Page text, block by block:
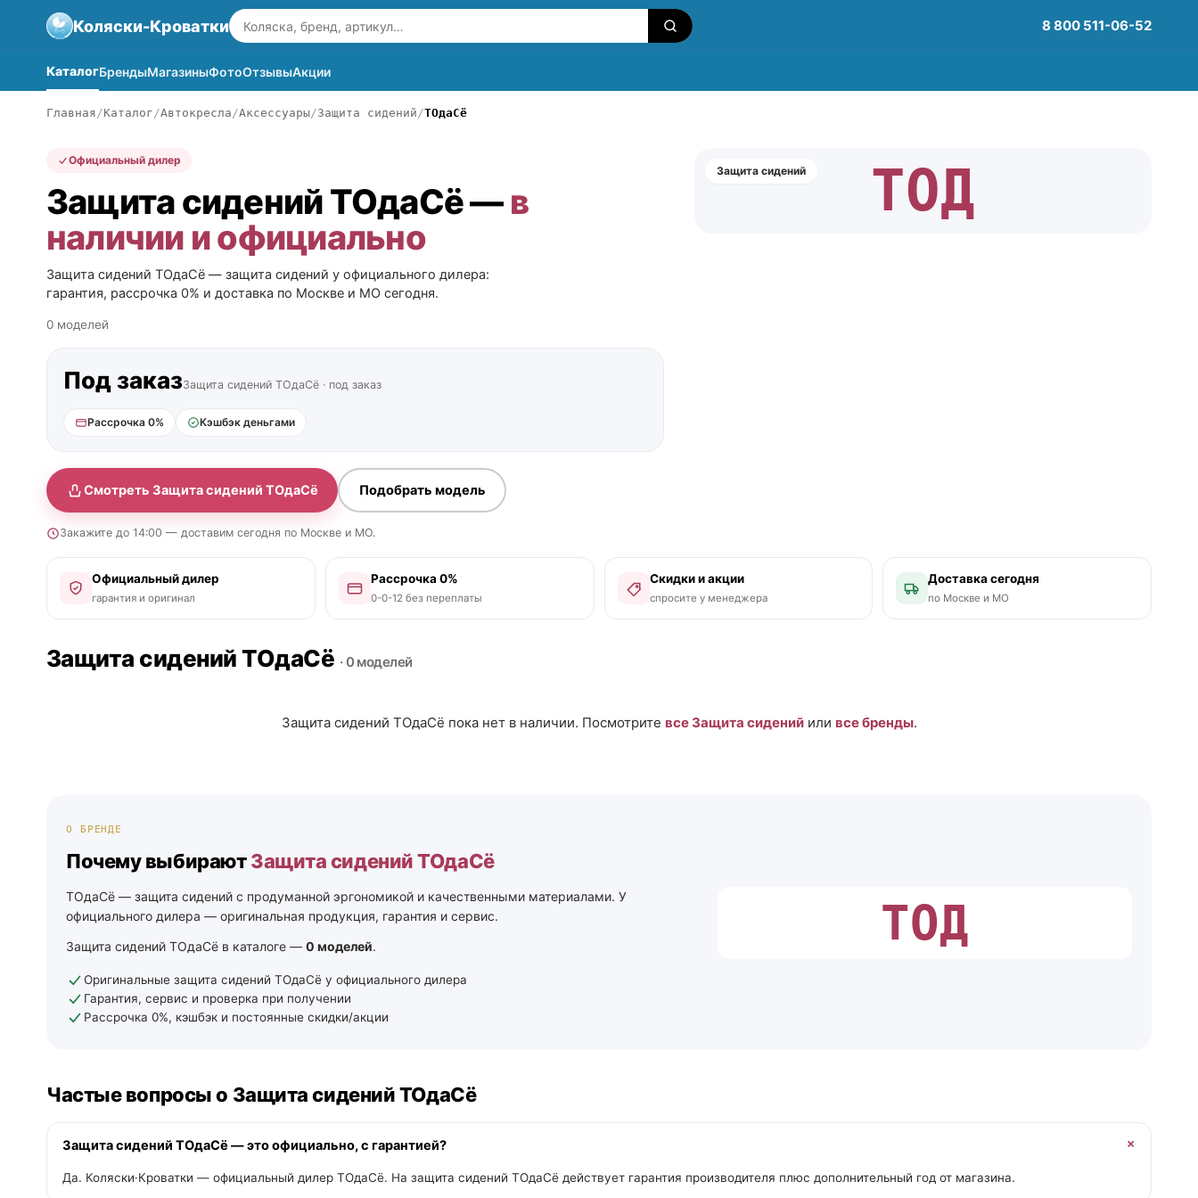
Коляски-Кроватки 8 800 511-06-52
КаталогБрендыМагазиныФотоОтзывыАкции
Главная Каталог Автокресла Аксессуары Защита сидений ТОдаСё
Официальный дилер
Защита сидений ТОдаСё —в
наличии и официально
Защита сидений ТОдаСё — защита сидений у официального дилера:
гарантия, рассрочка 0% и доставка по Москве и МО сегодня.
0 моделей
Под заказЗащита сидений ТОдаСё · под заказ
Рассрочка 0% Кэшбэк деньгами
Смотреть Защита сидений ТОдаСё Подобрать модель
Закажите до 14:00 — доставим сегодня по Москве и МО.
Защита сидений ТОД
Официальный дилер
гарантия и оригинал
Рассрочка 0%
0-0-12 без переплаты
Скидки и акции
спросите у менеджера
Доставка сегодня
по Москве и МО
Защита сидений ТОдаСё · 0 моделей
Защита сидений ТОдаСё пока нет в наличии. Посмотрите все Защита сиденийили все бренды.
О БРЕНДЕ
Почему выбираютЗащита сидений ТОдаСё
ТОдаСё — защита сидений с продуманной эргономикой и качественными материалами. У
официального дилера — оригинальная продукция, гарантия и сервис.
Защита сидений ТОдаСё в каталоге — 0 моделей.
Оригинальные защита сидений ТОдаСё у официального дилера
Гарантия, сервис и проверка при получении
Рассрочка 0%, кэшбэк и постоянные скидки/акции
ТОД
Частые вопросы о Защита сидений ТОдаСё
Защита сидений ТОдаСё — это официально, с гарантией?
Да. Коляски·Кроватки — официальный дилер ТОдаСё. На защита сидений ТОдаСё действует гарантия производителя плюс дополнительный год от магазина.